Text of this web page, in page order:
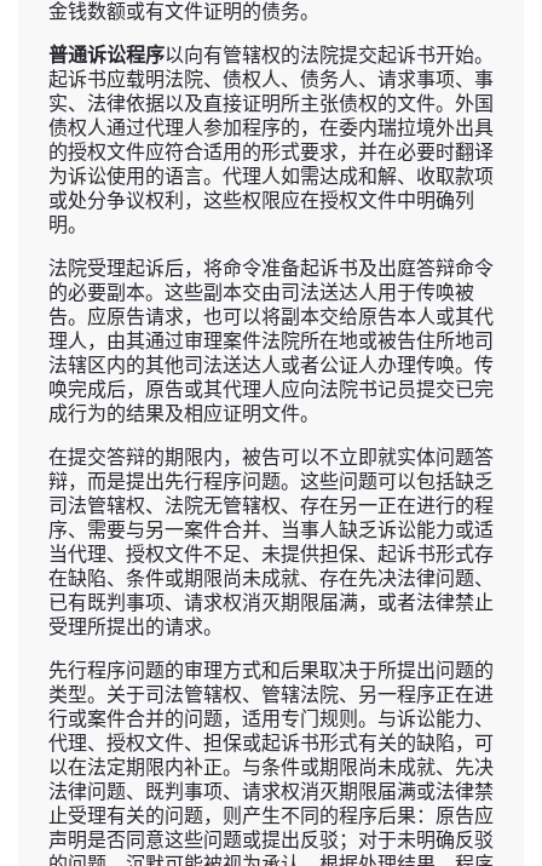
金钱数额或有文件证明的债务。
普通诉讼程序以向有管辖权的法院提交起诉书开始。
起诉书应载明法院、债权人、债务人、请求事项、事
实、法律依据以及直接证明所主张债权的文件。外国
债权人通过代理人参加程序的，在委内瑞拉境外出具
的授权文件应符合适用的形式要求，并在必要时翻译
为诉讼使用的语言。代理人如需达成和解、收取款项
或处分争议权利，这些权限应在授权文件中明确列
明。
法院受理起诉后，将命令准备起诉书及出庭答辩命令
的必要副本。这些副本交由司法送达人用于传唤被
告。应原告请求，也可以将副本交给原告本人或其代
理人，由其通过审理案件法院所在地或被告住所地司
法辖区内的其他司法送达人或者公证人办理传唤。传
唤完成后，原告或其代理人应向法院书记员提交已完
成行为的结果及相应证明文件。
在提交答辩的期限内，被告可以不立即就实体问题答
辩，而是提出先行程序问题。这些问题可以包括缺乏
司法管辖权、法院无管辖权、存在另一正在进行的程
序、需要与另一案件合并、当事人缺乏诉讼能力或适
当代理、授权文件不足、未提供担保、起诉书形式存
在缺陷、条件或期限尚未成就、存在先决法律问题、
已有既判事项、请求权消灭期限届满，或者法律禁止
受理所提出的请求。
先行程序问题的审理方式和后果取决于所提出问题的
类型。关于司法管辖权、管辖法院、另一程序正在进
行或案件合并的问题，适用专门规则。与诉讼能力、
代理、授权文件、担保或起诉书形式有关的缺陷，可
以在法定期限内补正。与条件或期限尚未成就、先决
法律问题、既判事项、请求权消灭期限届满或法律禁
止受理有关的问题，则产生不同的程序后果：原告应
声明是否同意这些问题或提出反驳；对于未明确反驳